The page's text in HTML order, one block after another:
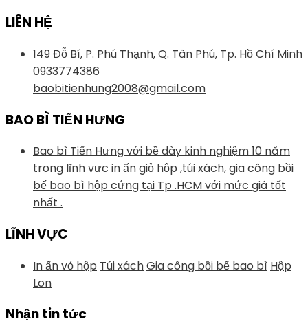
LIÊN HỆ
149 Đỗ Bí, P. Phú Thạnh, Q. Tân Phú, Tp. Hồ Chí Minh
0933774386
baobitienhung2008@gmail.com
BAO BÌ TIẾN HƯNG
Bao bì Tiến Hưng với bề dày kinh nghiệm 10 năm
trong lĩnh vực in ấn giỏ hộp ,túi xách, gia công bồi
bế bao bì hộp cứng tại Tp .HCM với mức giá tốt
nhất .
LĨNH VỰC
In ấn vỏ hộp Túi xáchGia công bồi bế bao bì Hộp
Lon
Nhận tin tức